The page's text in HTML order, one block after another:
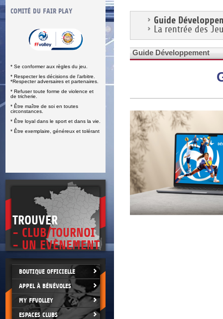
COMITÉ DU FAIR PLAY
* Se conformer aux règles du jeu.
* Respecter les décisions de l’arbitre.
*Respecter adversaires et partenaires.
* Refuser toute forme de violence et
de tricherie.
* Être maître de soi en toutes
circonstances.
* Être loyal dans le sport et dans la vie.
* Être exemplaire, généreux et tolérant
LUTTE CONTRE LES VIOLENCES MA PETITE
TROUVER
- CLUB/TOURNOI
- UN EVÈNEMENT
BOUTIQUE OFFICIELLE
APPEL À BÉNÉVOLES
MY FFVOLLEY
ESPACES CLUBS
Guide
La rentrée des
Guide Développement